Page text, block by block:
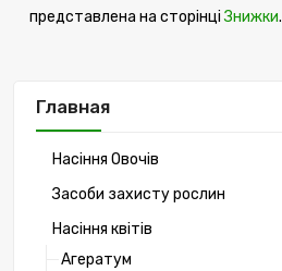
Главная
Насіння Овочів
Засоби захисту рослин
Насіння квітів
Агератум
представлена ​​на сторінціЗнижки.